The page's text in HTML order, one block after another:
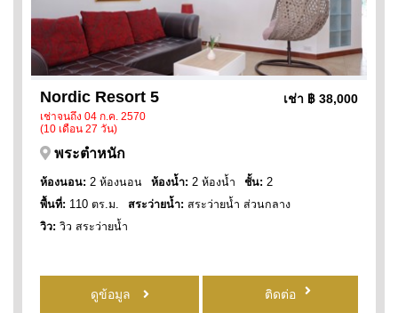
Nordic Resort 5
เช่าจนถึง 04 ก.ค. 2570
(10 เดือน 27 วัน)
เช่า ฿ 38,000
พระตำหนัก
ห้องนอน: 2 ห้องนอน ห้องน้ำ: 2 ห้องน้ำ ชั้น: 2
พื้นที่: 110 ตร.ม. สระว่ายน้ำ: สระว่ายน้ำ ส่วนกลาง
วิว: วิว สระว่ายน้ำ
ดูข้อมูล ติดต่อ